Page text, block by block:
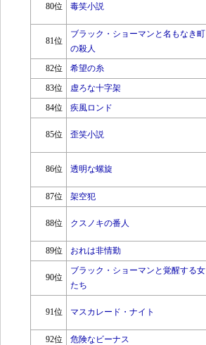
80位 毒笑小説
81位
ブラック・ショーマンと名もなき町
の殺人
82位 希望の糸
83位 虚ろな十字架
84位 疾風ロンド
85位 歪笑小説
86位 透明な螺旋
87位 架空犯
88位 クスノキの番人
89位 おれは非情勤
90位
ブラック・ショーマンと覚醒する女
たち
91位 マスカレード・ナイト
92位 危険なビーナス